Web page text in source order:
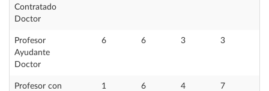
Contratado
Doctor
Profesor
Ayudante
Doctor
6 6 3 3
Profesor con
1 6 4 7